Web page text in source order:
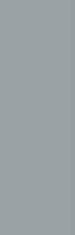
oder
Dritten
gelten